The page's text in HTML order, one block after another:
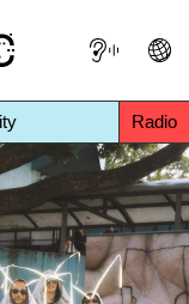
Radio